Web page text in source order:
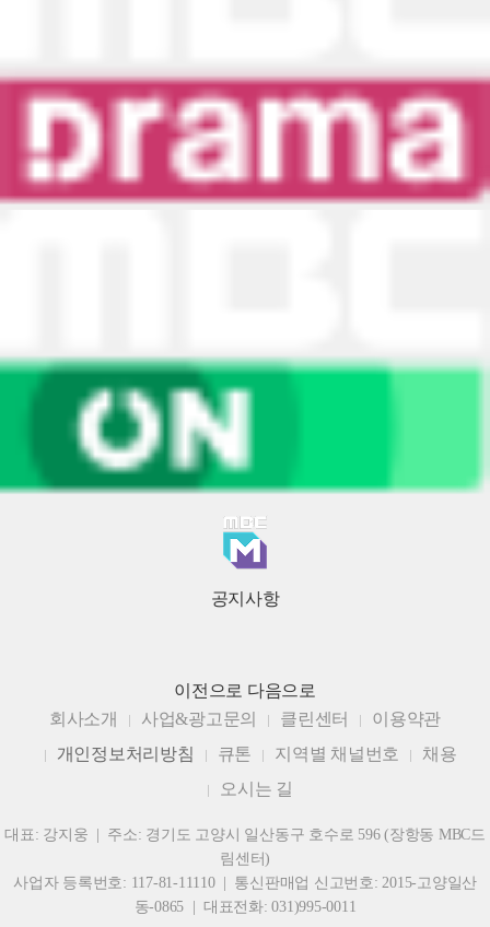
공지사항
이전으로 다음으로
회사소개
사업&광고문의 클린센터
이용약관
개인정보처리방침
큐톤 지역별 채널번호
채용
오시는 길
대표: 강지웅 | 주소: 경기도 고양시 일산동구 호수로 596 (장항동 MBC드
림센터)
사업자 등록번호: 117-81-11110 | 통신판매업 신고번호: 2015-고양일산
동-0865 | 대표전화: 031)995-0011